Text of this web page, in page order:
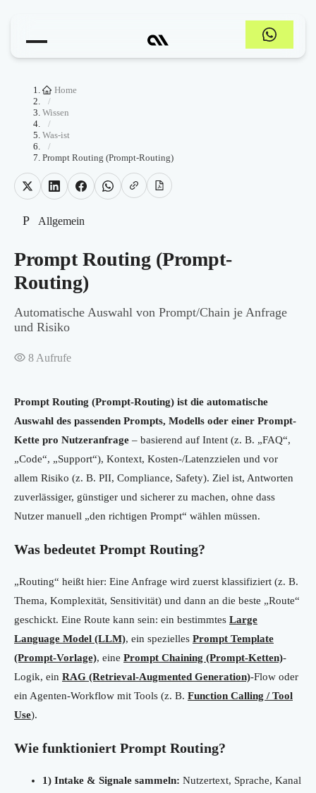
Home
/
Wissen
/
Was-ist
/
Prompt Routing (Prompt-Routing)
P Allgemein
Prompt Routing (Prompt-
Routing)
Automatische Auswahl von Prompt/Chain je Anfrage
und Risiko
8 Aufrufe
Prompt Routing (Prompt-Routing) ist die automatische
Auswahl des passenden Prompts, Modells oder einer Prompt-
Kette pro Nutzeranfrage – basierend auf Intent (z. B. „FAQ“,
„Code“, „Support“), Kontext, Kosten-/Latenzzielen und vor
allem Risiko (z. B. PII, Compliance, Safety). Ziel ist, Antworten
zuverlässiger, günstiger und sicherer zu machen, ohne dass
Nutzer manuell „den richtigen Prompt“ wählen müssen.
Was bedeutet Prompt Routing?
„Routing“ heißt hier: Eine Anfrage wird zuerst klassifiziert (z. B.
Thema, Komplexität, Sensitivität) und dann an die beste „Route“
geschickt. Eine Route kann sein: ein bestimmtes Large
Language Model (LLM), ein spezielles Prompt Template
(Prompt-Vorlage), eine Prompt Chaining (Prompt-Ketten)-
Logik, ein RAG (Retrieval-Augmented Generation)-Flow oder
ein Agenten-Workflow mit Tools (z. B. Function Calling / Tool
Use).
Wie funktioniert Prompt Routing?
1) Intake & Signale sammeln: Nutzertext, Sprache, Kanal